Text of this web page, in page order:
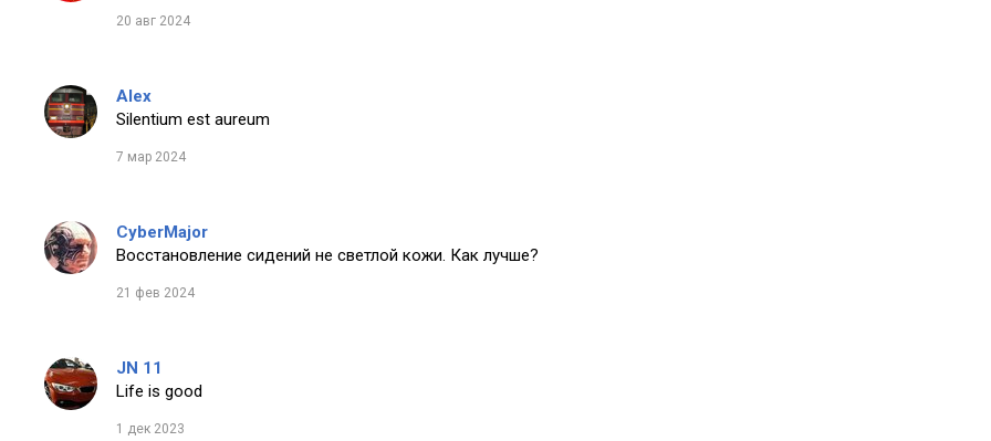
20 авг 2024
Alex
Silentium est aureum
7 мар 2024
CyberMajor
Восстановление сидений не светлой кожи. Как лучше?
21 фев 2024
JN 11
Life is good
1 дек 2023